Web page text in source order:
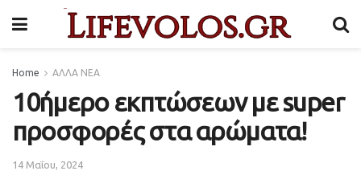
Home ΑΛΛΑ ΝΕΑ
10ήμερο εκπτώσεων με super
προσφορές στα αρώματα!
14 Μαΐου, 2024